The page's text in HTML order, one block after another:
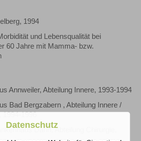
1994
und Lebensqualität bei
60 Jahre mit Mamma- bzw.
Annweiler, Abteilung Innere, 1993-1994
Bad Bergzabern , Abteilung Innere /
1994-1996
Dahn, Abteilung Chirurgie,
Datenschutz